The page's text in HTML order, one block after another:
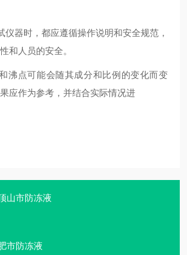
仪器时，都应遵循操作说明和安全规范，
和人员的安全。
沸点可能会随其成分和比例的变化而变
应作为参考，并结合实际情况进
山市防冻液
市防冻液